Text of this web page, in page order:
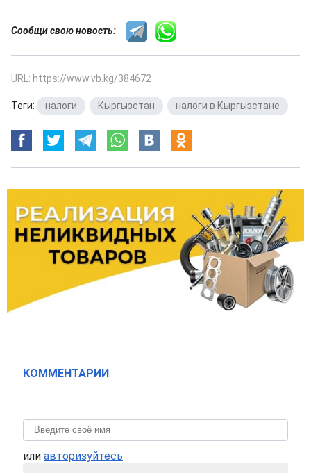
Сообщи свою новость:
URL: https://www.vb.kg/384672
Теги: налоги Кыргызстан налоги в Кыргызстане
КОММЕНТАРИИ
или авторизуйтесь